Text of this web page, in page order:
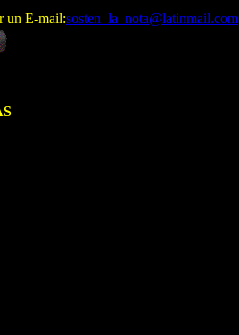
un E-mail:sosten_la_nota@latinmail.com